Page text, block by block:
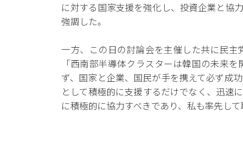
に対する国家支援を強化し、投資企業と協
強調した。
一方、この日の討論会を主催した共に民主
「西南部半導体クラスターは韓国の未来
ず、国家と企業、国民が手を携えて必ず成
として積極的に支援するだけでなく、迅速
に積極的に協力すべきであり、私も率先して